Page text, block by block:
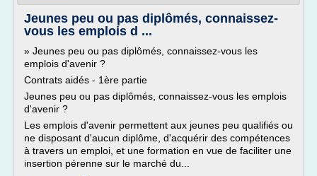
Jeunes peu ou pas diplômés, connaissez-
vous les emplois d ...
» Jeunes peu ou pas diplômés, connaissez-vous les
emplois d'avenir ?
Contrats aidés - 1ère partie
Jeunes peu ou pas diplômés, connaissez-vous les emplois
d'avenir ?
Les emplois d'avenir permettent aux jeunes peu qualifiés ou
ne disposant d'aucun diplôme, d'acquérir des compétences
à travers un emploi, et une formation en vue de faciliter une
insertion pérenne sur le marché du...